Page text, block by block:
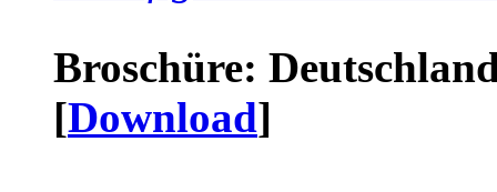
Broschüre:
[Download]